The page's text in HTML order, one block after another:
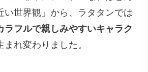
い世界観」から、ラタタンでは
ラフルで親しみやすいキャラク
まれ変わりました。